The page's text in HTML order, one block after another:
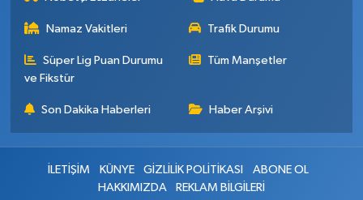
Namaz Vakitleri Trafik Durumu
Süper Lig Puan Durumu
ve Fikstür
Tüm Manşetler
Son Dakika Haberleri Haber Arşivi
İLETİŞİM KÜNYE GİZLİLİK POLİTİKASI
ABONE OL
HAKKIMIZDA
REKLAM BİLGİLERİ